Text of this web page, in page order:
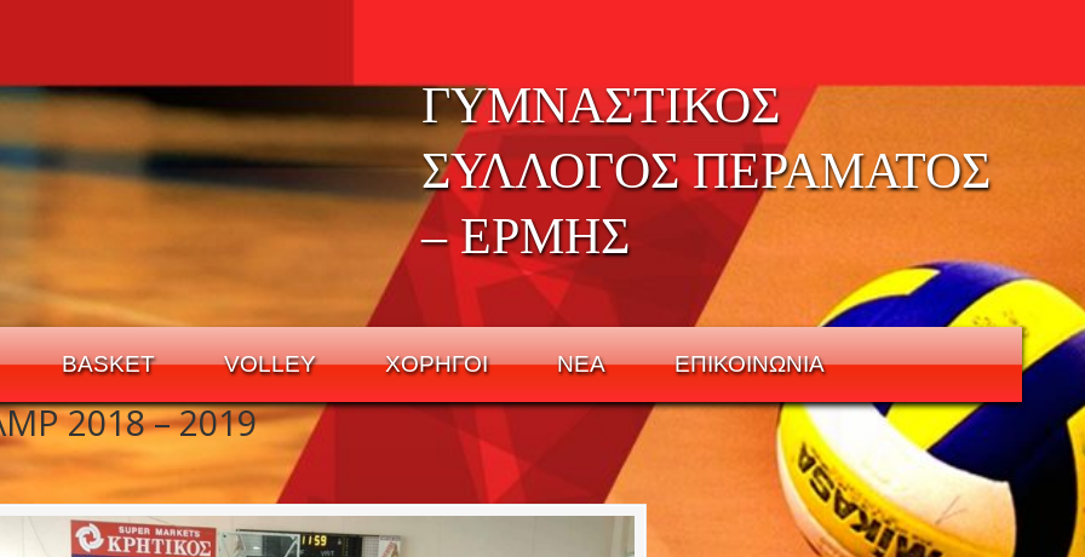
ΓΥΜΝΑΣΤΙΚΟΣ
ΣΥΛΛΟΓΟΣ ΠΕΡΑΜΑΤΟΣ
– ΕΡΜΗΣ
BASKET VOLLEY ΧΟΡΗΓΟΙ ΝΕΑ ΕΠΙΚΟΙΝΩΝΙΑ
2018 – 2019